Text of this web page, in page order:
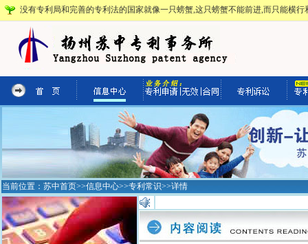
没有专利局和完善的专利法的国家就像一只螃蟹,这只螃蟹不能前进,而只能横
当前位置： 苏中首页>>信息中心>>专利常识>>详情